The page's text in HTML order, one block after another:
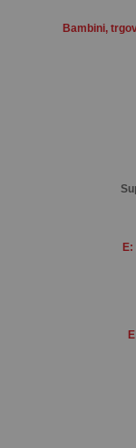
Bambini,
E: